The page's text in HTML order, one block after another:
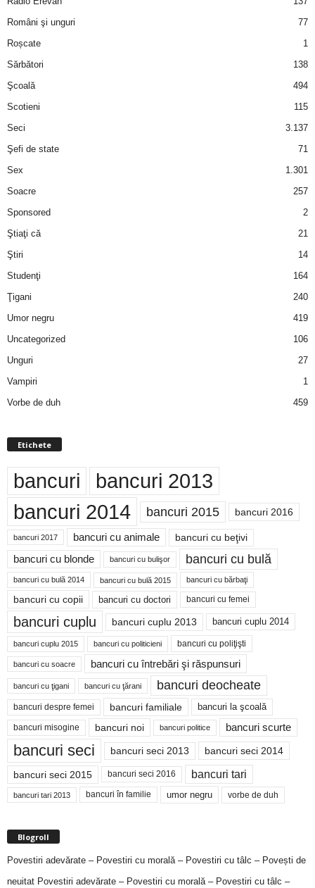
Români şi unguri
77
Roșcate
1
Sărbători
138
Şcoală
494
Scotieni
115
Seci
3.137
Şefi de state
71
Sex
1.301
Soacre
257
Sponsored
2
Ştiaţi că
21
Ştiri
14
Studenţi
164
Ţigani
240
Umor negru
419
Uncategorized
106
Unguri
27
Vampiri
1
Vorbe de duh
459
Etichete
bancuri bancuri 2013
bancuri 2014 bancuri 2015 bancuri 2016
bancuri 2017 bancuri cu animale bancuri cu beţivi
bancuri cu blonde bancuri cu bulişor bancuri cu bulă
bancuri cu bulă 2014 bancuri cu bulă 2015 bancuri cu bărbaţi
bancuri cu copii bancuri cu doctori bancuri cu femei
bancuri cuplu bancuri cuplu 2013 bancuri cuplu 2014
bancuri cuplu 2015 bancuri cu politicieni bancuri cu poliţişti
bancuri cu soacre bancuri cu întrebări şi răspunsuri
bancuri cu ţigani bancuri cu ţărani bancuri deocheate
bancuri despre femei bancuri familiale bancuri la şcoală
bancuri misogine bancuri noi bancuri politice bancuri scurte
bancuri seci bancuri seci 2013 bancuri seci 2014
bancuri seci 2015 bancuri seci 2016 bancuri tari
bancuri tari 2013 bancuri în familie umor negru vorbe de duh
Blogroll
Povestiri adevărate – Povestiri cu morală – Povestiri cu tâlc – Povești de
neuitat Povestiri adevărate – Povestiri cu morală – Povestiri cu tâlc –